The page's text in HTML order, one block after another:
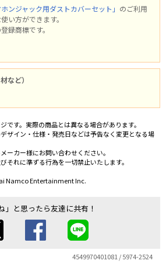
ホンジャック用ダストカバーセット」 のご利用
い方ができます。
録商標です。
など）
です。実際の商品とは異なる場合があります。
ザイン・仕様・発売日などは予告なく変更となる場
ーカー様にお問い合わせください。
それに準ずる行為を一切禁止いたします。
Namco Entertainment Inc.
」と思ったら友達に共有！
4549970401081 / 5974-2524